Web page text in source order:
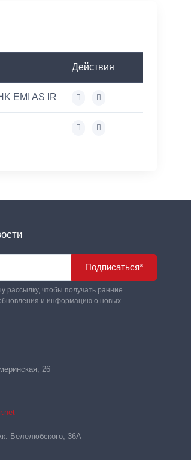
Действия
EMI AS IR
Подписаться*
рассылку, чтобы получать ранние
и информацию о новых
26
Белелюбского, 36А